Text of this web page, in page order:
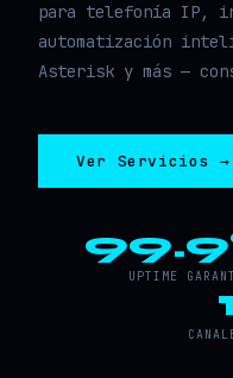
para telefonía IP,
automatización
Asterisk y más —
Ver Servicios →
UPTIME